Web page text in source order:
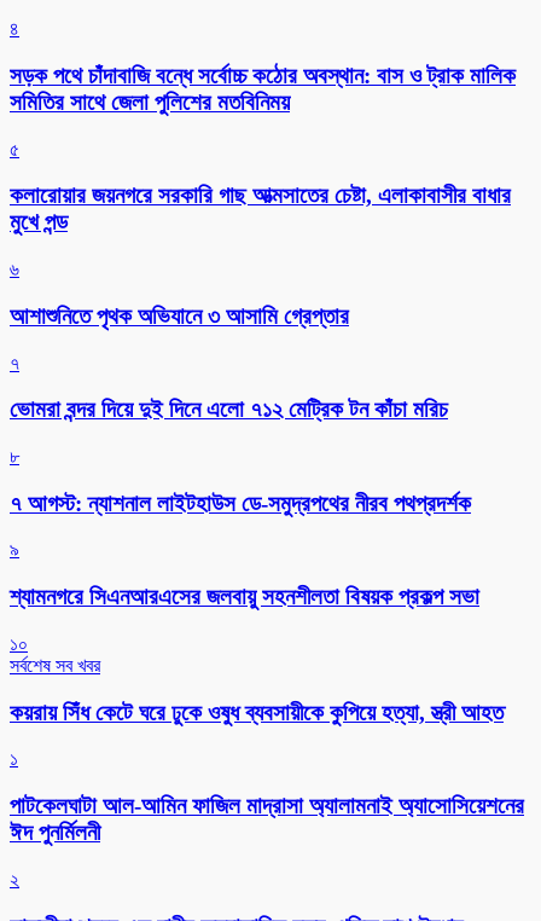
৪
সড়ক পথে চাঁদাবাজি বন্ধে সর্বোচ্চ কঠোর অবস্থান: বাস ও ট্রাক মালিক
সমিতির সাথে জেলা পুলিশের মতবিনিময়
৫
কলারোয়ার জয়নগরে সরকারি গাছ আত্মসাতের চেষ্টা, এলাকাবাসীর বাধার
মুখে পন্ড
৬
আশাশুনিতে পৃথক অভিযানে ৩ আসামি গ্রেপ্তার
৭
ভোমরা বন্দর দিয়ে দুই দিনে এলো ৭১২ মেট্রিক টন কাঁচা মরিচ
৮
৭ আগস্ট: ন্যাশনাল লাইটহাউস ডে-সমুদ্রপথের নীরব পথপ্রদর্শক
৯
শ্যামনগরে সিএনআরএসের জলবায়ু সহনশীলতা বিষয়ক প্রকল্প সভা
১০
সর্বশেষ সব খবর
কয়রায় সিঁধ কেটে ঘরে ঢুকে ওষুধ ব্যবসায়ীকে কুপিয়ে হত্যা, স্ত্রী আহত
১
পাটকেলঘাটা আল-আমিন ফাজিল মাদ্রাসা অ্যালামনাই অ্যাসোসিয়েশনের
ঈদ পুনর্মিলনী
২